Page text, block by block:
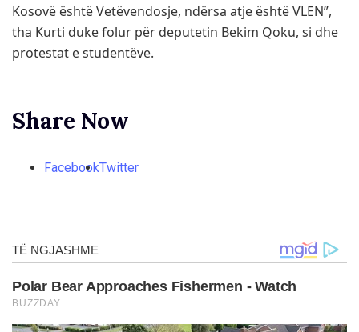
Kosovë është Vetëvendosje, ndërsa atje është VLEN”,
tha Kurti duke folur për deputetin Bekim Qoku, si dhe
protestat e studentëve.
Share Now
FacebookTwitter